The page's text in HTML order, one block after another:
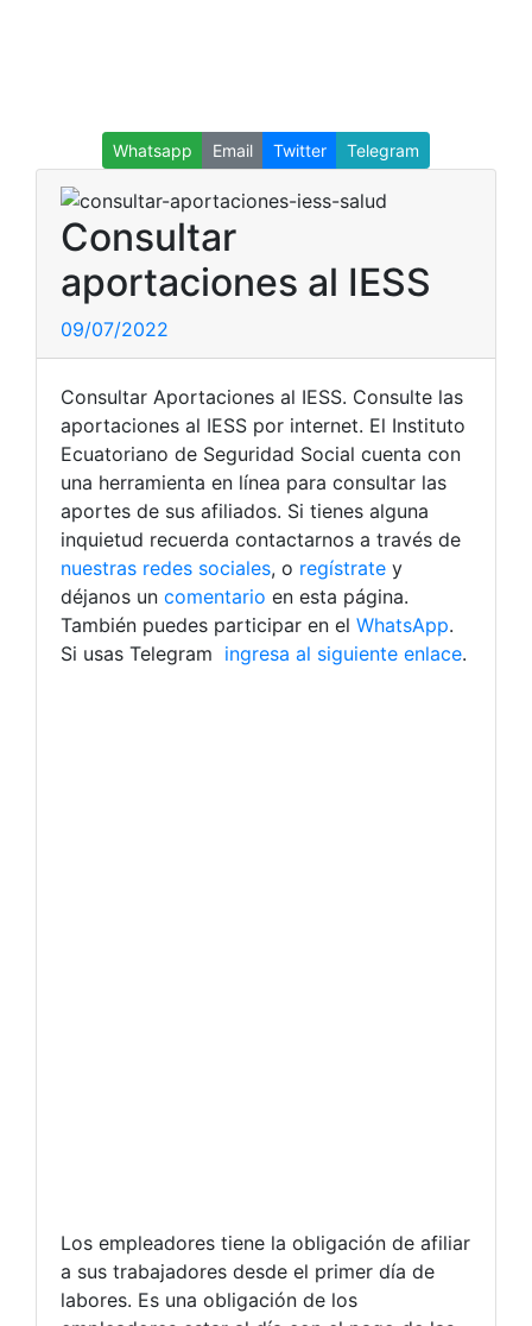
Whatsapp Email Twitter Telegram
Consultar
aportaciones al IESS
09/07/2022
Consultar Aportaciones al IESS. Consulte las
aportaciones al IESS por internet. El Instituto
Ecuatoriano de Seguridad Social cuenta con
una herramienta en línea para consultar las
aportes de sus afiliados. Si tienes alguna
inquietud recuerda contactarnos a través de
nuestras redes sociales, o regístrate y
déjanos un comentario en esta página.
También puedes participar en el WhatsApp.
Si usas Telegram ingresa al siguiente enlace.
Los empleadores tiene la obligación de afiliar
a sus trabajadores desde el primer día de
labores. Es una obligación de los